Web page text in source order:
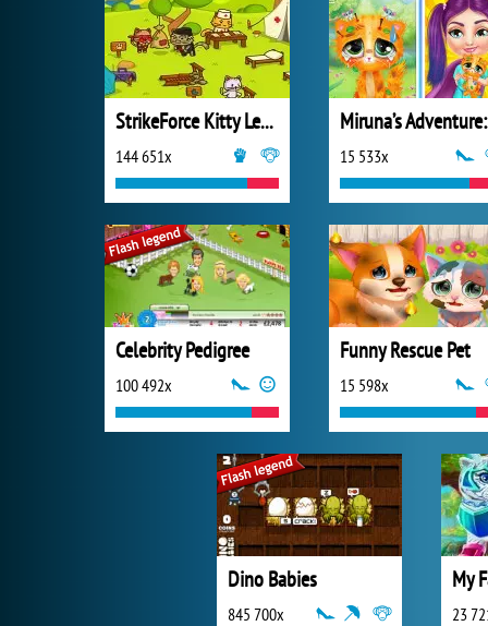
StrikeForce Kitty League
144 651x 15 533x
Celebrity Pedigree
100 492x
Funny Rescue Pet
15 598x
Dino Babies
845 700x
My
23